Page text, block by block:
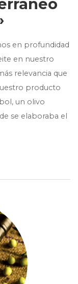
en profundidad
en nuestro
relevancia que
producto
un olivo
se elaboraba el